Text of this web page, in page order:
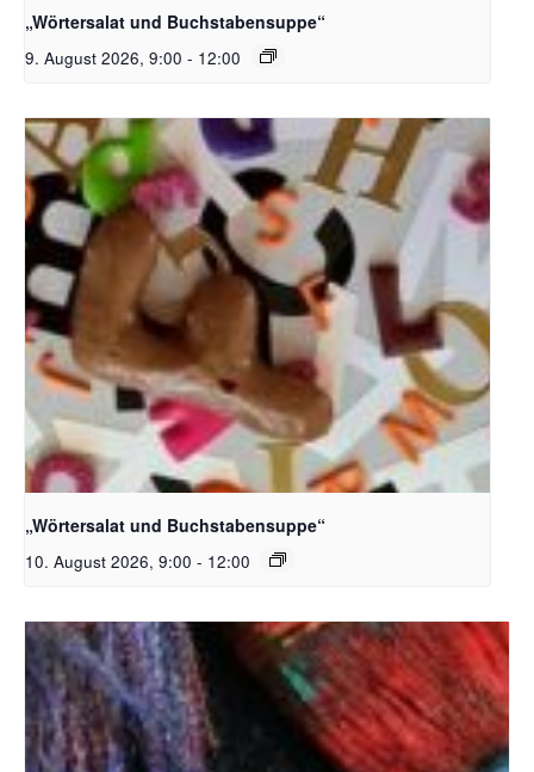
„Wörtersalat und Buchstabensuppe“
9. August 2026, 9:00 - 12:00
Bildquelle_ Pixabay Free_Christoph Meinersmann
„Wörtersalat und Buchstabensuppe“
10. August 2026, 9:00 - 12:00